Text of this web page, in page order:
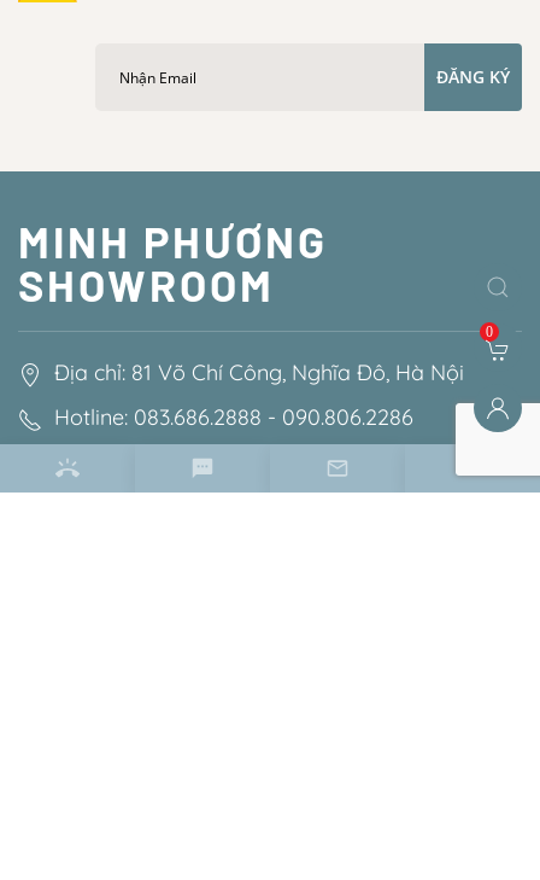
ĐĂNG KÝ
MINH PHƯƠNG
SHOWROOM
Địa chỉ: 81 Võ Chí Công, Nghĩa Đô, Hà Nội
Hotline: 083.686.2888 - 090.806.2286
Email: minhphuongshowroom@gmail.com
0